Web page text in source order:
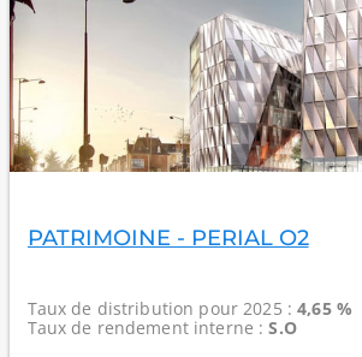
PATRIMOINE - PERIAL O2
Taux de distribution pour 2025 :4,65 %
Taux de rendement interne :S.O